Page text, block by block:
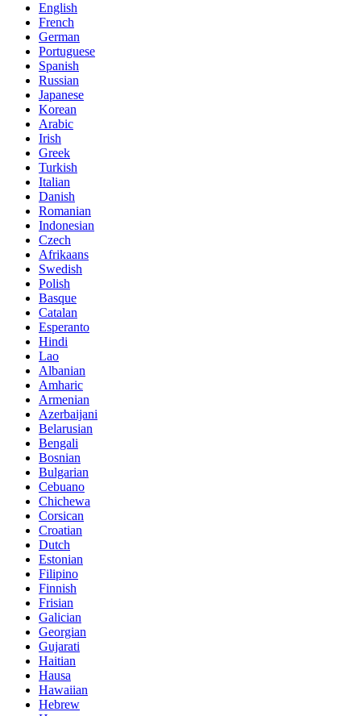
English
French
German
Portuguese
Spanish
Russian
Japanese
Korean
Arabic
Irish
Greek
Turkish
Italian
Danish
Romanian
Indonesian
Czech
Afrikaans
Swedish
Polish
Basque
Catalan
Esperanto
Hindi
Lao
Albanian
Amharic
Armenian
Azerbaijani
Belarusian
Bengali
Bosnian
Bulgarian
Cebuano
Chichewa
Corsican
Croatian
Dutch
Estonian
Filipino
Finnish
Frisian
Galician
Georgian
Gujarati
Haitian
Hausa
Hawaiian
Hebrew